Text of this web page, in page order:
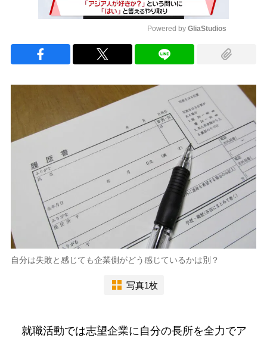
Powered by GliaStudios
自分は失敗と感じても企業側がどう感じているかは別？
写真1枚
就職活動では志望企業に自分の長所を全力でア